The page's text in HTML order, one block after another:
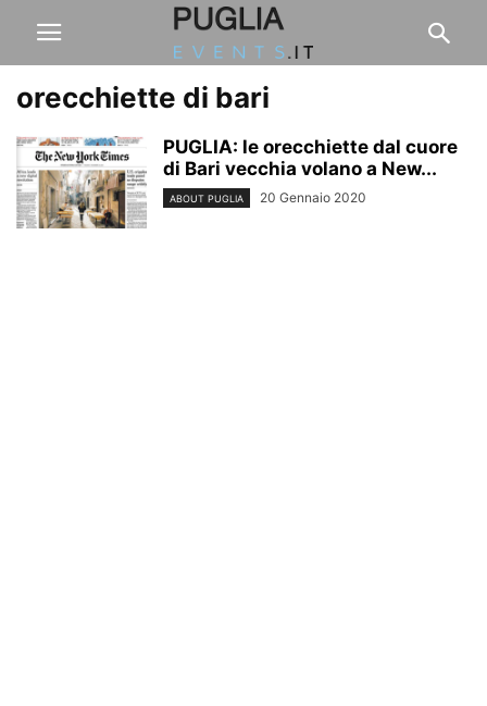
orecchiette di bari
PUGLIA: le orecchiette dal cuore
di Bari vecchia volano a New...
ABOUT PUGLIA 20 Gennaio 2020